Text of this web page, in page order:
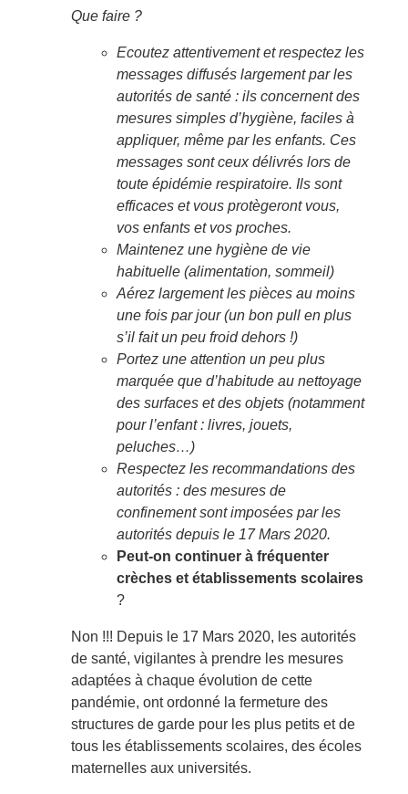
Que faire ?
Ecoutez attentivement et respectez les
messages diffusés largement par les
autorités de santé : ils concernent des
mesures simples d’hygiène, faciles à
appliquer, même par les enfants. Ces
messages sont ceux délivrés lors de
toute épidémie respiratoire. Ils sont
efficaces et vous protègeront vous,
vos enfants et vos proches.
Maintenez une hygiène de vie
habituelle (alimentation, sommeil)
Aérez largement les pièces au moins
une fois par jour (un bon pull en plus
s’il fait un peu froid dehors !)
Portez une attention un peu plus
marquée que d’habitude au nettoyage
des surfaces et des objets (notamment
pour l’enfant : livres, jouets,
peluches…)
Respectez les recommandations des
autorités : des mesures de
confinement sont imposées par les
autorités depuis le 17 Mars 2020.
Peut-on continuer à fréquenter
crèches et établissements scolaires
?
Non !!! Depuis le 17 Mars 2020, les autorités
de santé, vigilantes à prendre les mesures
adaptées à chaque évolution de cette
pandémie, ont ordonné la fermeture des
structures de garde pour les plus petits et de
tous les établissements scolaires, des écoles
maternelles aux universités.